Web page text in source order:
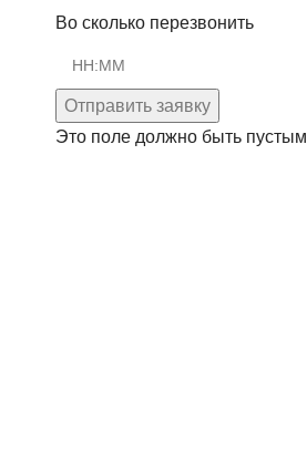
Во сколько перезвонить
Отправить заявку
Это поле должно быть пустым